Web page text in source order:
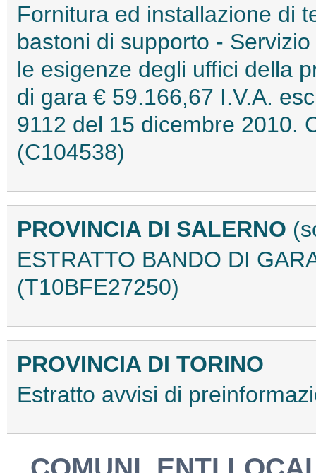
Fornitura ed installazione di
bastoni di supporto -
le esigenze degli uffici della
di gara € 59.166,67 I.V.A.
9112 del 15 dicembre 2010.
(C104538)
PROVINCIA DI SALERNO
ESTRATTO BANDO DI
(T10BFE27250)
PROVINCIA DI TORINO
Estratto avvisi di